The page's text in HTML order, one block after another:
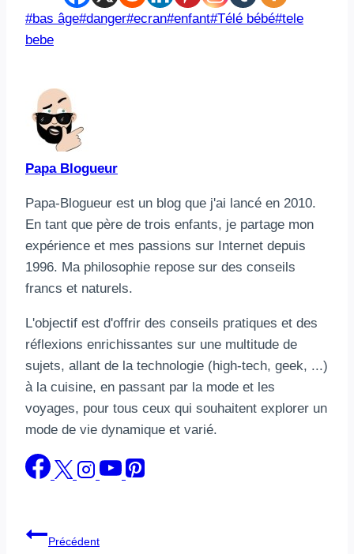
Étiquettes
de
#bas âge#danger#ecran#enfant#Télé bébé#tele
bebe
Papa Blogueur
Papa-Blogueur est un blog que j'ai lancé en 2010.
En tant que père de trois enfants, je partage mon
expérience et mes passions sur Internet depuis
1996. Ma philosophie repose sur des conseils
francs et naturels.
L'objectif est d'offrir des conseils pratiques et des
réflexions enrichissantes sur une multitude de
sujets, allant de la technologie (high-tech, geek, ...)
à la cuisine, en passant par la mode et les
voyages, pour tous ceux qui souhaitent explorer un
mode de vie dynamique et varié.
Navigation
Précédent